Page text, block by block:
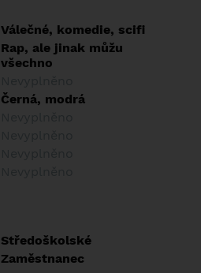
Válečné, komedie, scifi
Rap, ale jinak můžu
všechno
Černá, modrá
Středoškolské
Zaměstnanec